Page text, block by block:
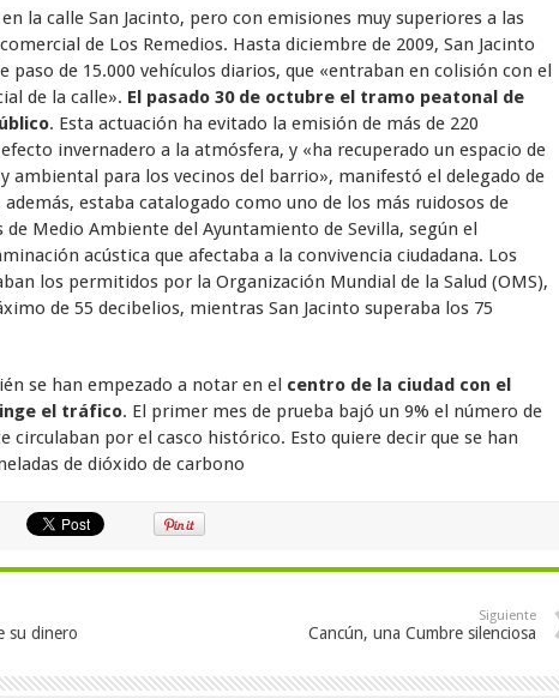
la calle San Jacinto, pero con emisiones muy superiores a las
de Los Remedios. Hasta diciembre de 2009, San Jacinto
paso de 15.000 vehículos diarios, que «entraban en colisión con el
de la calle». El pasado 30 de octubre el tramo peatonal de
. Esta actuación ha evitado la emisión de más de 220
invernadero a la atmósfera, y «ha recuperado un espacio de
ambiental para los vecinos del barrio», manifestó el delegado de
estaba catalogado como uno de los más ruidosos de
Medio Ambiente del Ayuntamiento de Sevilla, según el
acústica que afectaba a la convivencia ciudadana. Los
los permitidos por la Organización Mundial de la Salud (OMS),
de 55 decibelios, mientras San Jacinto superaba los 75
se han empezado a notar en el centro de la ciudad con el
el tráfico. El primer mes de prueba bajó un 9% el número de
circulaban por el casco histórico. Esto quiere decir que se han
de dióxido de carbono
su dinero
Siguiente
Cancún, una Cumbre silenciosa